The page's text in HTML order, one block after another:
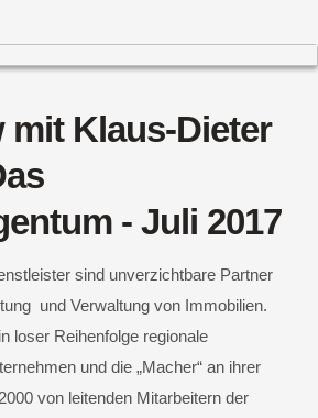
mit Klaus-Dieter
- Juli 2017
sind unverzichtbare Partner
und Verwaltung von Immobilien.
loser Reihenfolge regionale
und die „Macher“ an ihrer
von leitenden Mitarbeitern der